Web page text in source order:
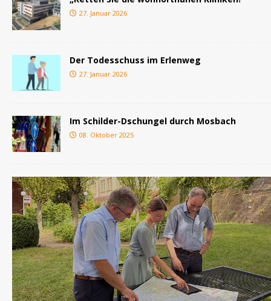
27. Januar 2026
Der Todesschuss im Erlenweg
27. Januar 2026
Im Schilder-Dschungel durch Mosbach
08. Oktober 2025